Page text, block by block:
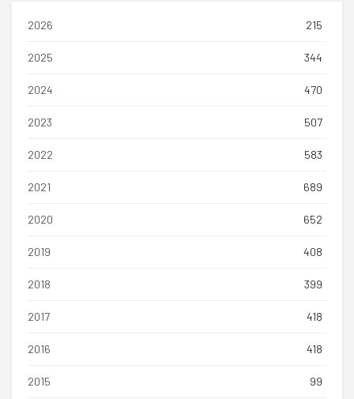
2026 215
2025 344
2024 470
2023 507
2022 583
2021 689
2020 652
2019 408
2018 399
2017 418
2016 418
2015 99